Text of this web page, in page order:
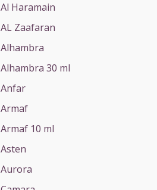
Al Haramain
AL Zaafaran
Alhambra
Alhambra 30 ml
Anfar
Armaf
Armaf 10 ml
Asten
Aurora